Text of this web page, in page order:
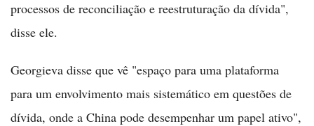
processos de reconciliação e reestruturação da dívida",
disse ele.
Georgieva disse que vê "espaço para uma plataforma
para um envolvimento mais sistemático em questões de
dívida, onde a China pode desempenhar um papel ativo",